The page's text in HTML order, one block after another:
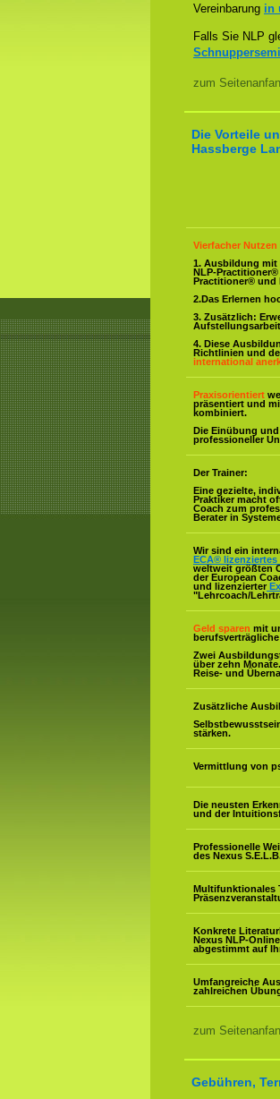
Vereinbarung in
Falls Sie NLP
zum
Die Vorteile
Hassberge
Vierfacher Nutzen
1. Ausbildung mit
NLP-
Practitioner® und
2.Das Erlernen
3. Zusätzlich:
4. Diese
Richtlinien und
international
Praxisorientiert
präsentiert und
kombiniert.
Die Einübung
professioneller
Der Trainer:
Eine gezielte,
Praktiker macht
Coach zum
Berater in
Wir sind ein
ECA®
weltweit größten
der European
und lizenzierter
"Lehrcoach/
Geld sparen mit
Zwei
über zehn
Reise- und
Zusätzliche
stärken.
Vermittlung von
Die neusten
und der
Professionelle
des Nexus
Multifunktionales
Konkrete
Nexus NLP-
abgestimmt auf
Umfangreiche
zahlreichen
zum
Gebühren,